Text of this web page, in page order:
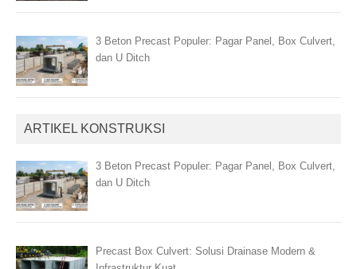
3 Beton Precast Populer: Pagar Panel, Box Culvert,
dan U Ditch
ARTIKEL KONSTRUKSI
3 Beton Precast Populer: Pagar Panel, Box Culvert,
dan U Ditch
Precast Box Culvert: Solusi Drainase Modern &